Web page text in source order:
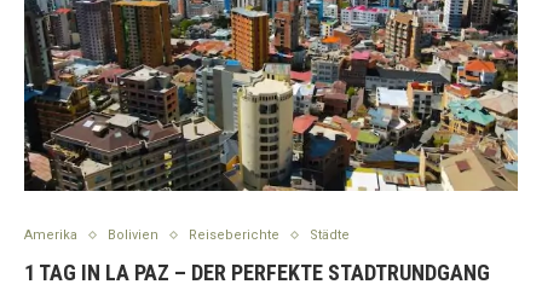
Amerika Bolivien Reiseberichte Städte
1 TAG IN LA PAZ – DER PERFEKTE STADTRUNDGANG